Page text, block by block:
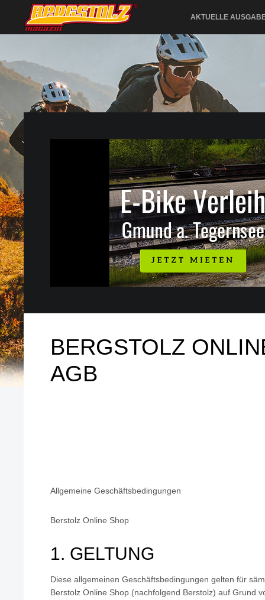
AKTUELLE
BERGSTOLZ
AGB
Allgemeine Geschäftsbedingungen
Berstolz Online Shop
1. GELTUNG
Diese allgemeinen Geschäftsbedingungen gelten für
Berstolz Online Shop (nachfolgend Berstolz) auf Grund